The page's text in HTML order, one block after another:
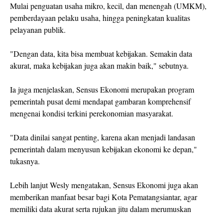
Mulai penguatan usaha mikro, kecil, dan menengah (UMKM),
pemberdayaan pelaku usaha, hingga peningkatan kualitas
pelayanan publik.
"Dengan data, kita bisa membuat kebijakan. Semakin data
akurat, maka kebijakan juga akan makin baik," sebutnya.
Ia juga menjelaskan, Sensus Ekonomi merupakan program
pemerintah pusat demi mendapat gambaran komprehensif
mengenai kondisi terkini perekonomian masyarakat.
"Data dinilai sangat penting, karena akan menjadi landasan
pemerintah dalam menyusun kebijakan ekonomi ke depan,"
tukasnya.
Lebih lanjut Wesly mengatakan, Sensus Ekonomi juga akan
memberikan manfaat besar bagi Kota Pematangsiantar, agar
memiliki data akurat serta rujukan jitu dalam merumuskan